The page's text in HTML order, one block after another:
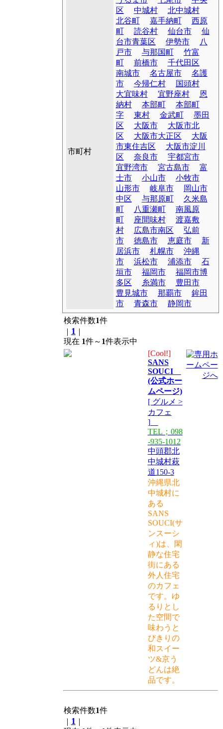
市町村
区
中城村
北中城村
北谷町
嘉手納町
西原
町
読谷村 仙台市
仙
台市青葉区
伊勢市
八
戸市
与那国町
竹富
町
前橋市
千代田区
南城市
名古屋市
名護
市
今帰仁村
国頭村
大宜味村
宜野座村
恩
納村
本部町
本部町
字
東村 金武町
墨田
区
大阪市
大阪市北
区
大阪市大正区
大阪
市東住吉区
大阪市淀川
区
奈良市
宇都宮市
宜野湾市
宮古島市
富
士市
小山市
小牧市
山形市
岐阜市
岡山市
中区
与那原町
久米島
町
八重瀬町
南風原
町
座間味村
渡嘉敷
村
広島市南区
弘前
市
徳島市 恵庭市
新
居浜市
札幌市
沖縄
市
浜松市 浦添市
石
垣市
福岡市
福岡市博
多区
糸満市
豊田市
豊見城市
那覇市
鉾田
市
青森市
静岡市
検索件数1件
1
現在 1件～ 1件表示中
[Cool!]
SANS
SOUCI
(公式ホー
ムページ)
[ グルメ >
カフェ
]
TEL；098
-935-1012
中頭郡北
中城村萩
道150-3
沖縄県北
中城村に
ある
SANS
SOUCI(サ
ンスーシ
ィ)は、閑
静な住宅
街にある
外人住宅
のカフェ
です。ゆ
るりとし
た空間で
味わうと
びきりの
和スイー
ツ&京う
どんは絶
品です。
検索件数1件
1